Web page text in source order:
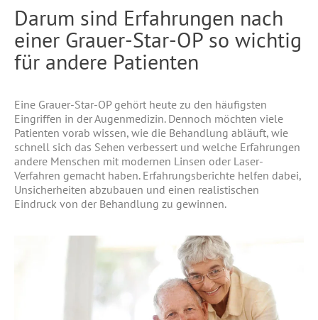
Darum sind Erfahrungen nach
einer Grauer-Star-OP so wichtig
für andere Patienten
Eine Grauer-Star-OP gehört heute zu den häufigsten
Eingriffen in der Augenmedizin. Dennoch möchten viele
Patienten vorab wissen, wie die Behandlung abläuft, wie
schnell sich das Sehen verbessert und welche Erfahrungen
andere Menschen mit modernen Linsen oder Laser-
Verfahren gemacht haben. Erfahrungsberichte helfen dabei,
Unsicherheiten abzubauen und einen realistischen
Eindruck von der Behandlung zu gewinnen.